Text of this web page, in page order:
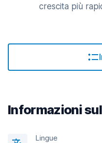
crescita più
Informazioni
Lingue